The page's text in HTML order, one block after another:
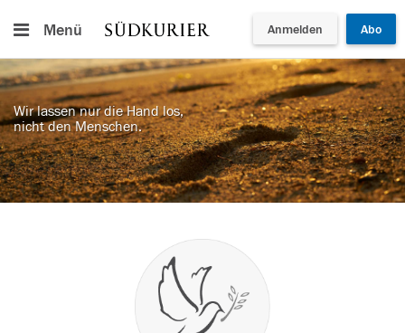
Menü Anmelden Abo
Wir lassen nur die Hand los,
nicht den Menschen.